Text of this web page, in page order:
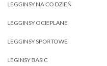
LEGGINSY NA CO DZIEŃ
LEGGINSY OCIEPLANE
LEGGINSY SPORTOWE
LEGINSY BASIC